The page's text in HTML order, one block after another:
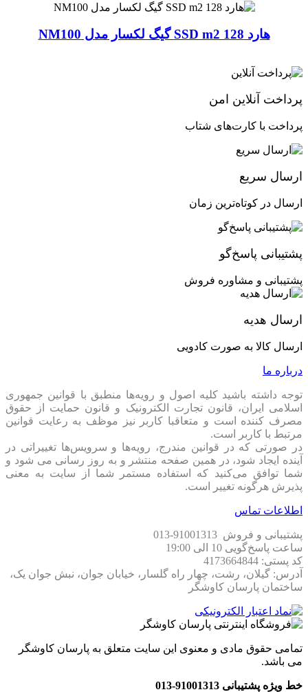
هارد SSD m2 128 گیگ لکسار مدل NM100
پرداخت آنلاین امن
پرداخت با کارت‌های شتاب
ارسال سریع
ارسال در کوتاه‌ترین زمان
پشتیبانی پاسخ‌گو
پشتیبانی و مشاوره فروش
ارسال هدیه
ارسال کالا به صورت کادویی
درباره ما
توجه داشته باشید کلیه اصول و رویه‏‌ها منطبق با قوانین جمهوری
اسلامی ایران، قانون تجارت الکترونیک و قانون حمایت از حقوق
مصرف کننده است و متعاقبا کاربر نیز موظف به رعایت قوانین
مرتبط با کاربر است.
در صورتی که در قوانین مندرج، رویه‏‌ها و سرویس‏‌ها تغییراتی در
آینده ایجاد شود، در همین صفحه منتشر و به روز رسانی می شود و
شما توافق می‏‌کنید که استفاده مستمر شما از سایت به معنی
پذیرش هرگونه تغییر است.
اطلاعات تماس
پشتیبانی و فروش 91001313-013
ساعت پاسخ‌گویی 10 الی 19:00
کد پستی: 4173664844
آدرس: گیلان، رشت، چهار راه گلسار، خیابان جوان، نبش جوان یک،
ساختمان پارسان کاوشگر
تمامی حقوق مادی و معنوی این سایت متعلق به پارسان کاوشگر
می باشد.
خط ویژه پشتیبانی 91001313-013